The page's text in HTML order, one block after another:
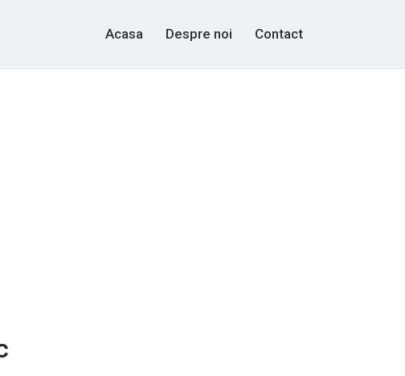
Acasa Despre noi Contact